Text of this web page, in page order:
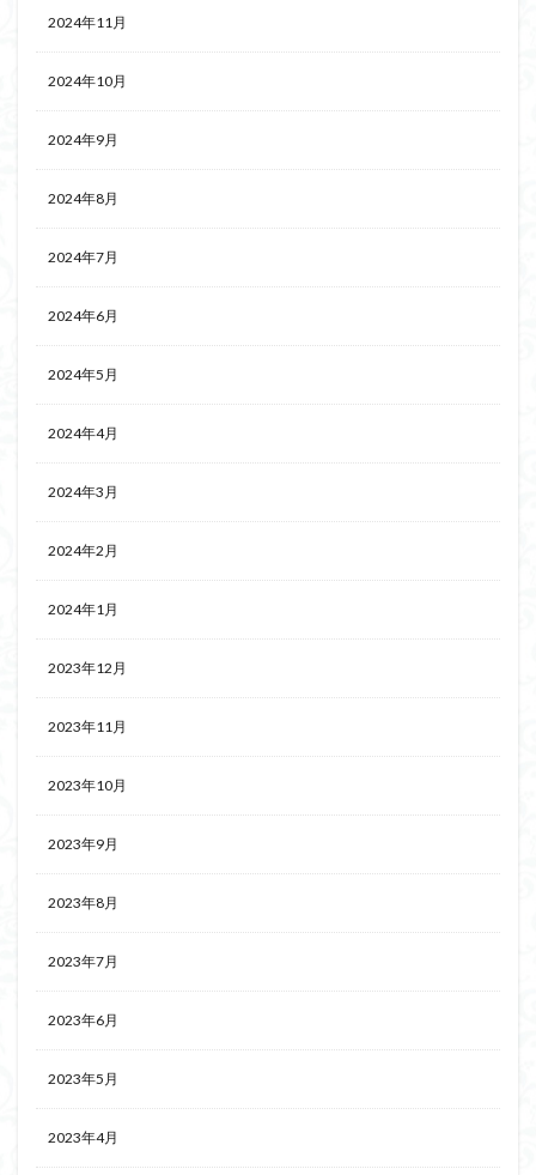
2024年11月
2024年10月
2024年9月
2024年8月
2024年7月
2024年6月
2024年5月
2024年4月
2024年3月
2024年2月
2024年1月
2023年12月
2023年11月
2023年10月
2023年9月
2023年8月
2023年7月
2023年6月
2023年5月
2023年4月